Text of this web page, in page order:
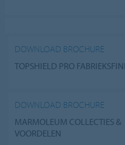
DOWNLOAD BROCHURE
TOPSHIELD PRO
DOWNLOAD BROCHURE
MARMOLEUM COLLECTIES &
VOORDELEN